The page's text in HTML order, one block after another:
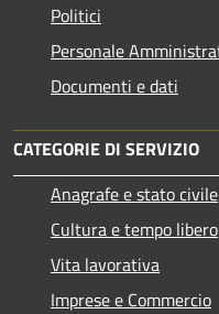
Politici
Personale
Documenti e dati
CATEGORIE DI SERVIZIO
Anagrafe e stato civile
Cultura e tempo libero
Vita lavorativa
Imprese e Commercio